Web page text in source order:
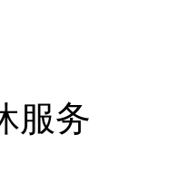
服务